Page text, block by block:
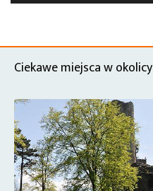
Ciekawe miejsca w okolicy